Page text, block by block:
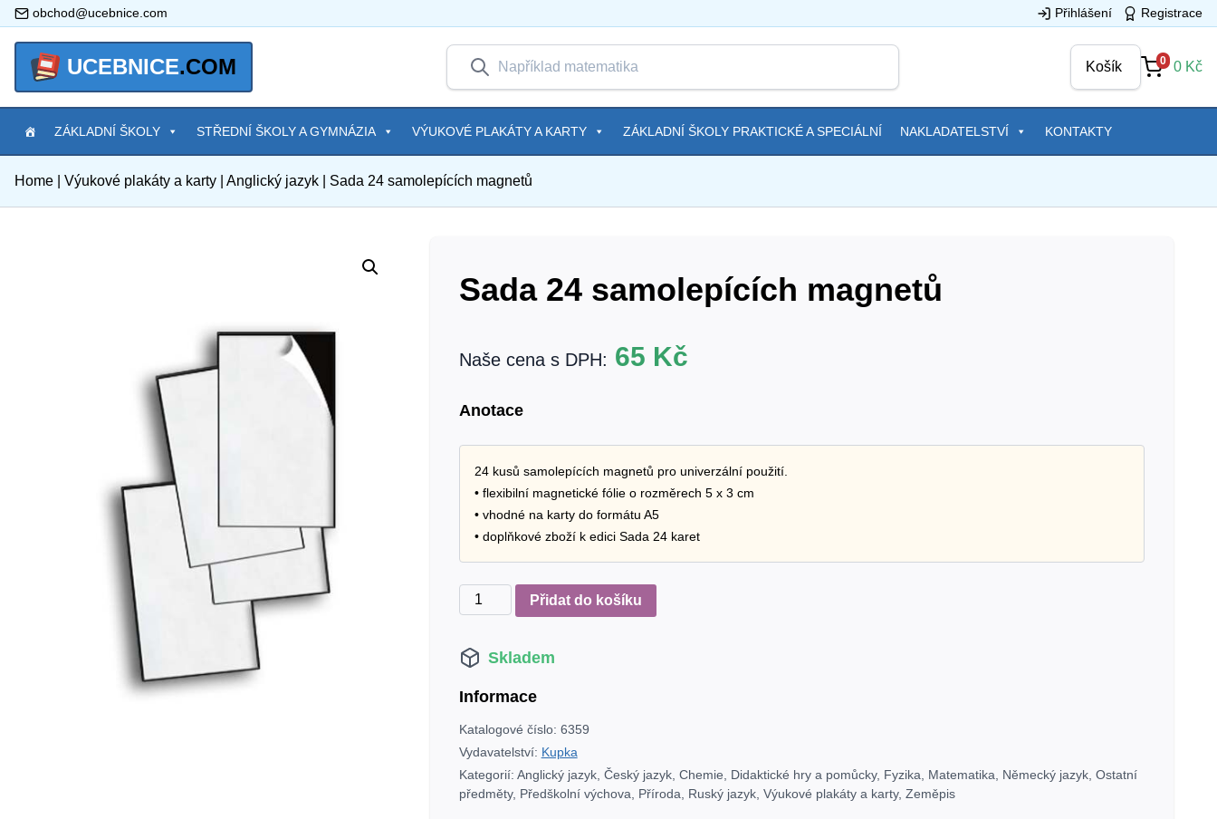
obchod@ucebnice.com Přihlášení Registrace
UCEBNICE.COM Košík 0 0 Kč
ZÁKLADNÍ ŠKOLY STŘEDNÍ ŠKOLY A GYMNÁZIA VÝUKOVÉ PLAKÁTY A KARTY ZÁKLADNÍ ŠKOLY PRAKTICKÉ A SPECIÁLNÍ NAKLADATELSTVÍ KONTAKTY
Home Výukové plakáty a karty Anglický jazyk Sada 24 samolepících magnetů
Sada 24 samolepících magnetů
Naše cena s DPH: 65 Kč
Anotace
24 kusů samolepících magnetů pro univerzální použití.
• flexibilní magnetické fólie o rozměrech 5 x 3 cm
• vhodné na karty do formátu A5
• doplňkové zboží k edici Sada 24 karet
Sada
24
magnetů
Přidat do košíku
Skladem
Informace
Katalogové číslo: 6359
Vydavatelství: Kupka
Kategorií: Anglický jazyk, Český jazyk, Chemie Didaktické hry a pomůcky, Fyzika Matematika Německý jazyk, Ostatní
předměty, Předškolní výchova Příroda Ruský jazyk, Výukové plakáty a karty, Zeměpis